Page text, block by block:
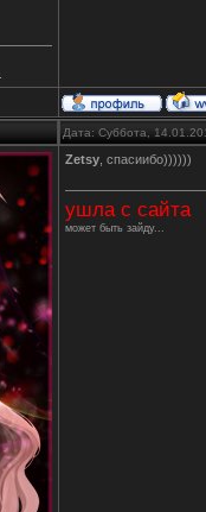
Дата: Суббота,
Zetsy , спасиибо))))))
ушла с сайта
может быть зайду...